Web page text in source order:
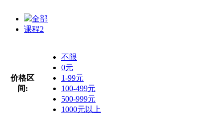
全部
课程2
价格区
间:
不限
0元
1-99元
100-499元
500-999元
1000元以上